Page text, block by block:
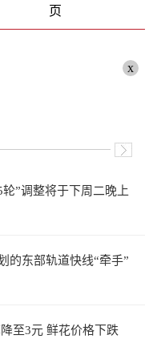
页
x
”调整将于下周二晚上
的东部轨道快线“牵手”
至3元 鲜花价格下跌